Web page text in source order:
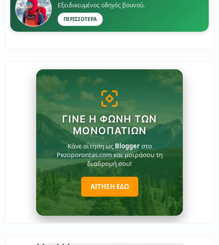
Εξειδικευμένος οδηγός βουνού.
ΠΕΡΙΣΣΟΤΕΡΑ
ΓΊΝΕ Η ΦΩΝΉ ΤΩΝ
ΜΟΝΟΠΑΤΙΏΝ
Κάνε αίτηση ως Bloggerστο
Pezoporontas.com και μοιράσου τη
διαδρομή σου!
ΑΙΤΗΣΗ ΕΔΩ